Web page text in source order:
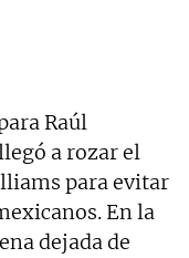
Raúl
a rozar el
para evitar
En la
dejada de